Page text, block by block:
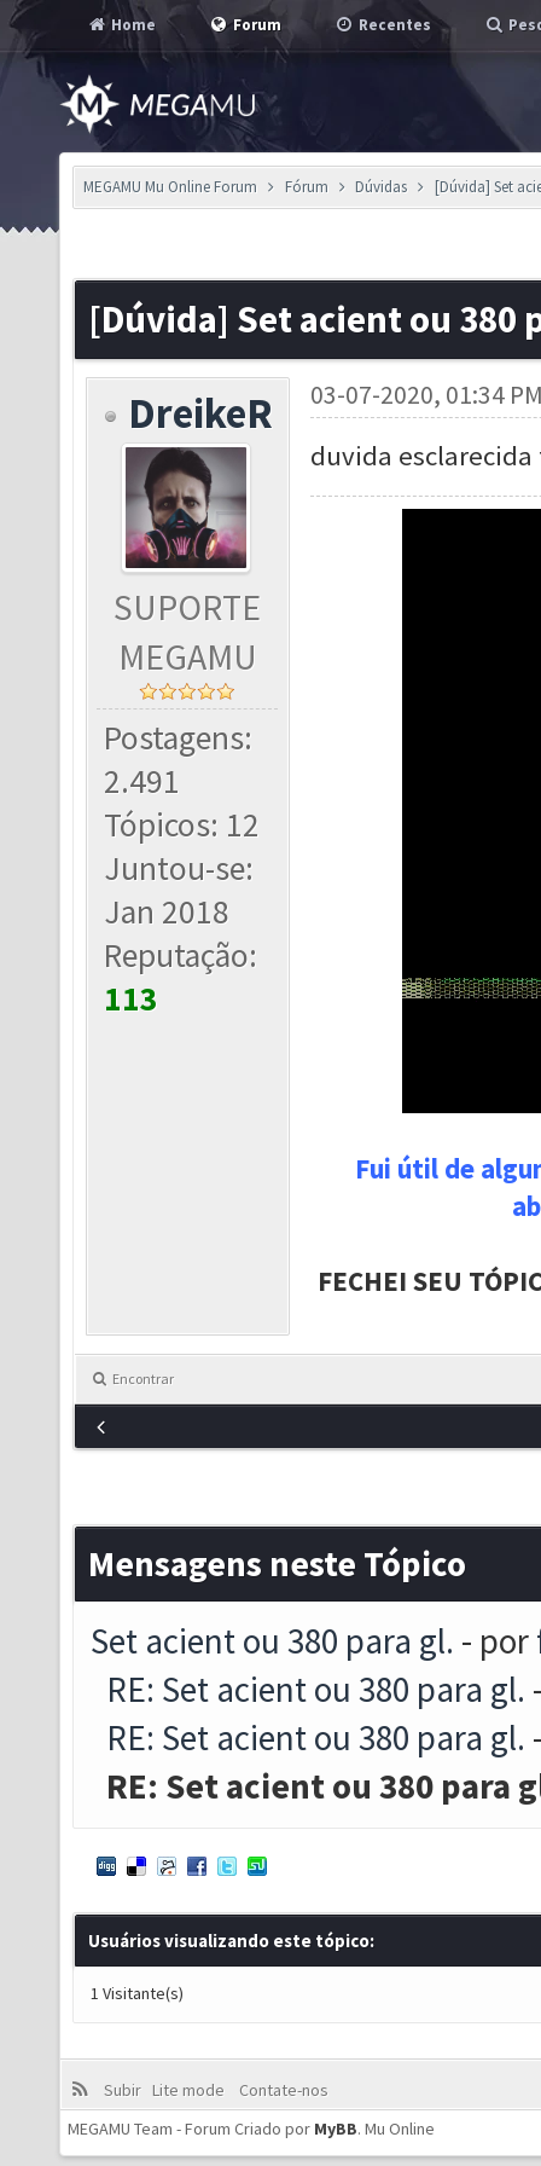
Home Forum Recentes
MEGAMU Mu Online Forum Fórum Dúvidas [Dúvida] Set
[Dúvida] Set acient ou 380
DreikeR
SUPORTE
MEGAMU
Postagens:
2.491
Tópicos: 12
Juntou-se:
Jan 2018
Reputação:
113
03-07-2020, 01:34
duvida
Fui útil de
FECHEI SEU
Encontrar
Mensagens neste Tópico
Set acient ou 380 para gl. - por
RE: Set acient ou 380 para gl.
RE: Set acient ou 380 para gl.
RE: Set acient ou 380 para
Usuários visualizando este tópico:
1 Visitante(s)
Subir Lite mode
Contate-nos
MEGAMU Team - Forum Criado por MyBB. Mu Online